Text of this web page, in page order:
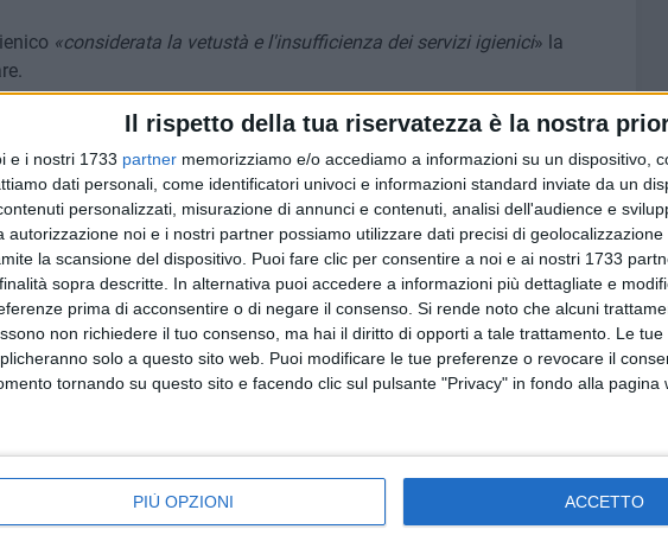
Il rispetto della tua riservatezza è la nostra
e i nostri 1733 partner memorizziamo e/o accediamo a informazioni su un dispositivo,
dati personali, come identificatori univoci e informazioni standard inviate da un
personalizzati, misurazione di annunci e contenuti, analisi dell'audience e
autorizzazione noi e i nostri partner possiamo utilizzare dati precisi di
la scansione del dispositivo. Puoi fare clic per consentire a noi e ai nostri 1733
sopra descritte. In alternativa puoi accedere a informazioni più dettagliate e
prima di acconsentire o di negare il consenso. Si rende noto che alcuni
non richiedere il tuo consenso, ma hai il diritto di opporti a tale trattamento. Le
solo a questo sito web. Puoi modificare le tue preferenze o revocare il
tornando su questo sito e facendo clic sul pulsante "Privacy" in fondo alla pagina
PIÙ OPZIONI ACCETTO
«considerata la vetustà e l'insufficienza dei servizi igienici» la
strutturale, dato che, a fronte di uno studio sulla vulnerabilità
ha riscontrato:«pesanti criticità sismiche governabili
l'irrobustimento delle strutture primarie e secondarie componenti
l'amministrazione comunale ha deciso di candidarsi all'avviso del
di interventi di messa in sicurezza e riqualificazione degli edifici adibiti
di accoglimento della domanda saranno finanziati con fondi Fse-Fesr
2020, riguarderanno la ridefinizione degli spazi esterni e la realizzazione
attività sportive e laboratoriali finalizzata a contrastare il
corpi di fabbrica già esistenti.